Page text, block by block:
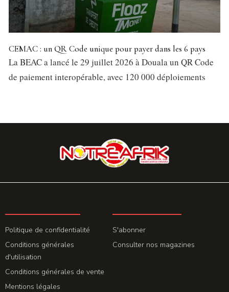
CEMAC : un QR Code unique pour payer dans les 6 pays
La BEAC a lancé le 29 juillet 2026 à Douala un QR Code
de paiement interopérable, avec 120 000 déploiements
Politique de confidentialité
Conditions générales
d'utilisation
Conditions générales de vente
Mentions légales
S'abonner
Consulter nos magazines